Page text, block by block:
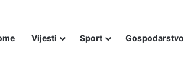
Vijesti Sport Gospodarstvo
Stanivukovićevu veličanju tzv. Krajine